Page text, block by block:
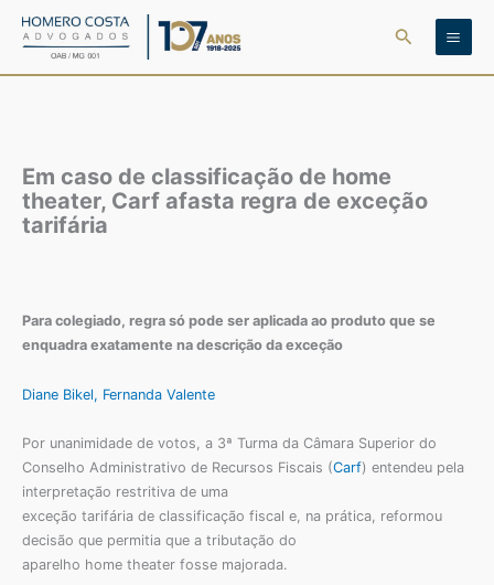
para
Pesquisar
Em caso de classificação de home
theater, Carf afasta regra de exceção
tarifária
Para colegiado, regra só pode ser aplicada ao produto que se
enquadra exatamente na descrição da exceção
Diane Bikel, Fernanda Valente
Por unanimidade de votos, a 3ª Turma da Câmara Superior do
Conselho Administrativo de Recursos Fiscais (Carf) entendeu pela
interpretação restritiva de uma
exceção tarifária de classificação fiscal e, na prática, reformou
decisão que permitia que a tributação do
aparelho home theater fosse majorada.